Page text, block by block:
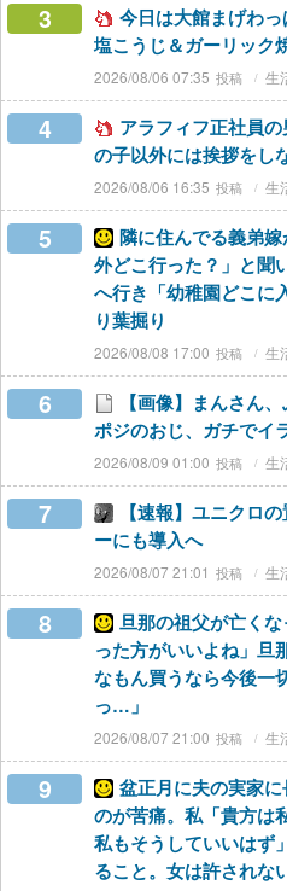
3
今日は大館まげわ
塩こうじ＆ガーリック
2026/08/06 07:35 生
4
アラフィフ正社員
の子以外には挨拶をし
2026/08/06 16:35 生
5
隣に住んでる義弟
外どこ行った？」と聞
へ行き「幼稚園どこに
り葉掘り
2026/08/08 17:00 生
6
【画像】まんさん
ポジのおじ、ガチでイ
2026/08/09 01:00 生
7
【速報】ユニクロ
ーにも導入へ
2026/08/07 21:01 生
8
旦那の祖父が亡く
った方がいいよね」旦
なもん買うなら今後一
っ…」
2026/08/07 21:00 生
9
盆正月に夫の実家
のが苦痛。私「貴方は
私もそうしていいはず
ること。女は許されな